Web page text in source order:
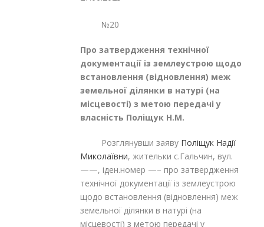
№20
Про затвердження технічної
документації із землеустрою щодо
встановлення (відновлення) меж
земельної ділянки в натурі (на
місцевості) з метою передачі у
власність Поліщук Н.М.
Розглянувши заяву Поліщук Надії
Миколаївни, жительки с.Гальчин, вул.
——, іден.номер —– про затвердження
технічної документації із землеустрою
щодо встановлення (відновлення) меж
земельної ділянки в натурі (на
місцевості) з метою передачі у